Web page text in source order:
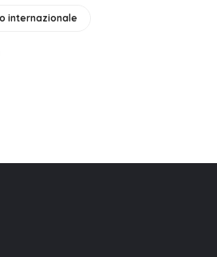
internazionale